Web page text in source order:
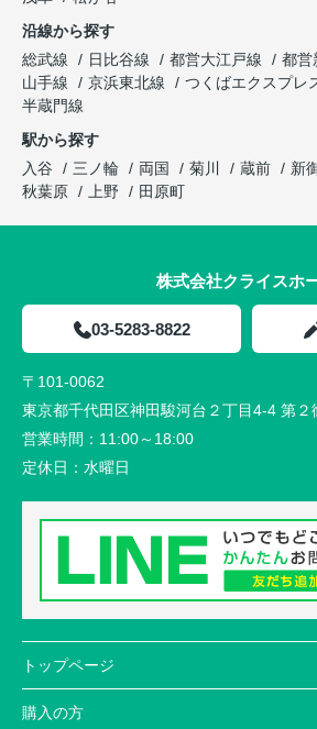
沿線から探す
総武線
日比谷線 都営大江戸線 都営
山手線
京浜東北線 つくばエクスプレ
半蔵門線
駅から探す
入谷
三ノ輪 両国 菊川 蔵前 新
秋葉原
上野 田原町
株式会社クライスホ
03-5283-8822
〒101-0062
東京都千代田区神田駿河台２丁目4-4 第２
営業時間： 11:00～18:00
定休日： 水曜日
トップページ
購入の方